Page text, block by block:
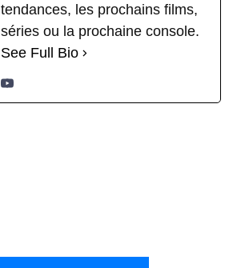
tendances, les prochains films,
séries ou la prochaine console.
See Full Bio